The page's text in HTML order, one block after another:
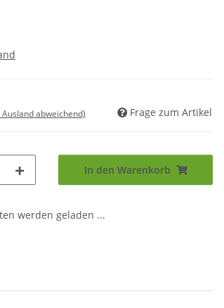
Ausland abweichend) Frage zum Artikel
In den Warenkorb
werden geladen ...